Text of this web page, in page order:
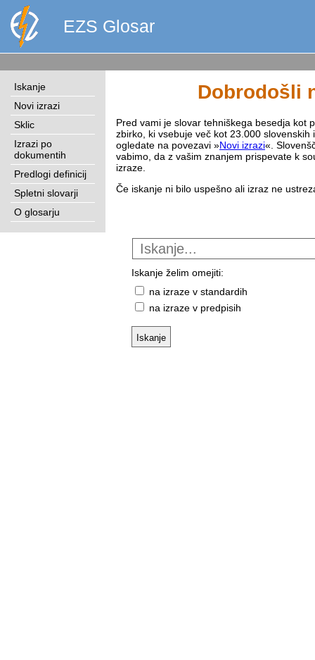
EZS Glosar
Iskanje
Novi izrazi
Sklic
Izrazi po
dokumentih
Predlogi definicij
Spletni slovarji
O glosarju
Dobrodošli
Pred vami je slovar tehniškega besedja kot
zbirko, ki vsebuje več kot 23.000
ogledate na povezavi »Novi izrazi«.
vabimo, da z vašim znanjem prispevate k
izraze.
Če iskanje ni bilo uspešno ali izraz ne
Iskanje želim omejiti:
na izraze v standardih
na izraze v predpisih